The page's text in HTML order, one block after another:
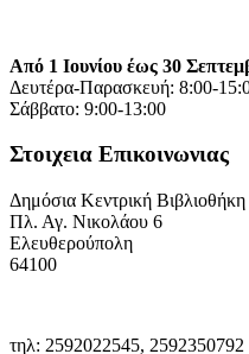
Από 1 Ιουνίου έως 30
Δευτέρα-Παρασκευή: 8:00-
Σάββατο: 9:00-13:00
Στοιχεια Επικοινωνιας
Δημόσια Κεντρική
Πλ. Αγ. Νικολάου 6
Ελευθερούπολη
64100
τηλ: 2592022545, 2592350792